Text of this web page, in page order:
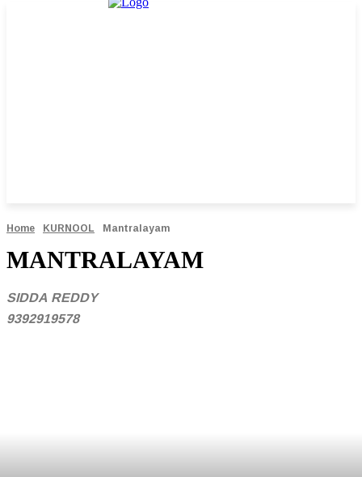
Home KURNOOL Mantralayam
MANTRALAYAM
SIDDA REDDY
9392919578